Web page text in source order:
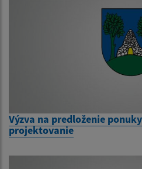
Výzva na predloženie
projektovanie